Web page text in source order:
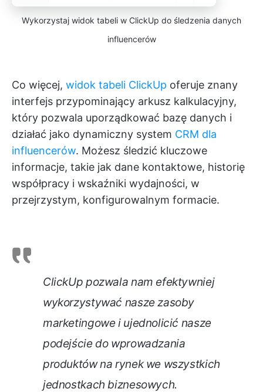
Wykorzystaj widok tabeli w ClickUp do śledzenia danych
influencerów
Co więcej, widok tabeli ClickUp oferuje znany
interfejs przypominający arkusz kalkulacyjny,
który pozwala uporządkować bazę danych i
działać jako dynamiczny system CRM dla
influencerów. Możesz śledzić kluczowe
informacje, takie jak dane kontaktowe, historię
współpracy i wskaźniki wydajności, w
przejrzystym, konfigurowalnym formacie.
ClickUp pozwala nam efektywniej
wykorzystywać nasze zasoby
marketingowe i ujednolicić nasze
podejście do wprowadzania
produktów na rynek we wszystkich
jednostkach biznesowych.